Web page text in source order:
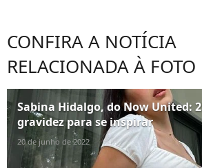
CONFIRA A NOTÍCIA
RELACIONADA À FOTO
Sabina Hidalgo, do Now United:
gravidez para se inspirar
20 de junho de 2022